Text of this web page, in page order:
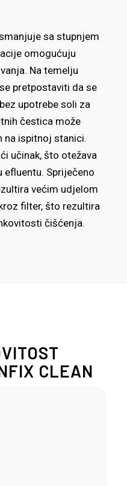
sa stupnjem
omogućuju
Na temelju
pretpostaviti da se
upotrebe soli za
čestica može
na ispitnoj stanici.
učinak, što otežava
Spriječeno
većim udjelom
filter, što rezultira
čišćenja.
CLEAN